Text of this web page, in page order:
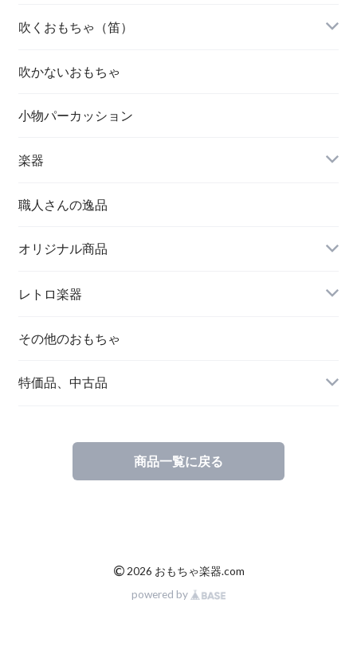
吹くおもちゃ（笛）
吹かないおもちゃ
小物パーカッション
楽器
職人さんの逸品
オリジナル商品
レトロ楽器
その他のおもちゃ
特価品、中古品
商品一覧に戻る
©2026 おもちゃ楽器.com
powered by